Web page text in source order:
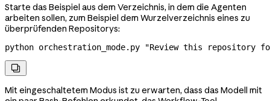
Starte das Beispiel aus dem Verzeichnis, in dem die Agenten
arbeiten sollen, zum Beispiel dem Wurzelverzeichnis eines zu
überprüfenden Repositorys:
python orchestration_mode.py "Review this repository

Mit eingeschaltetem Modus ist zu erwarten, dass das Modell mit